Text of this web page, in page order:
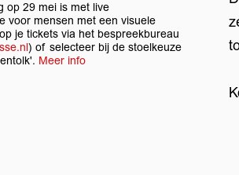
op 29 mei is met live
voor mensen met een visuele
je tickets via het bespreekbureau
) of selecteer bij de stoelkeuze
Meer info